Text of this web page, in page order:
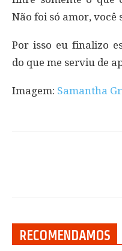
Não foi só amor, você
Por isso eu finalizo
do que me serviu de
Imagem: Samantha
RECOMENDAMOS